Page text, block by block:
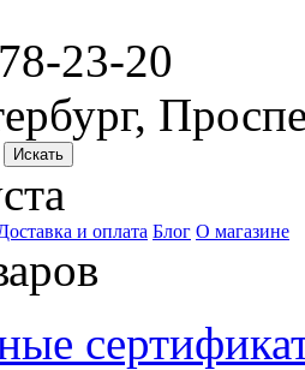
23-20
и оплата Блог О магазине